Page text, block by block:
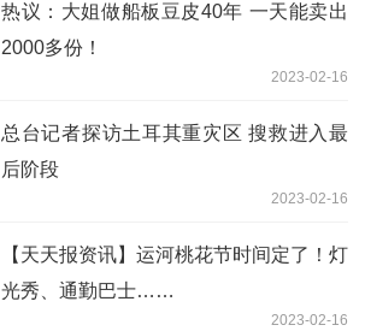
热议：大姐做船板豆皮40年 一天能卖出
2000多份！
2023-02-16
总台记者探访土耳其重灾区 搜救进入最
后阶段
2023-02-16
【天天报资讯】运河桃花节时间定了！灯
光秀、通勤巴士……
2023-02-16